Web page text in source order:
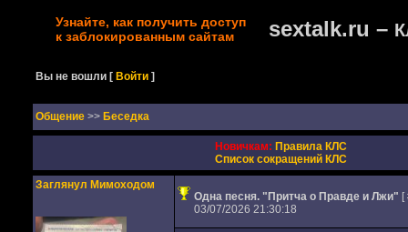
Узнайте, как получить доступ
к заблокированным сайтам
sextalk.ru –
Вы не вошли [Войти ]
Oбщение >> Беседка
Новичкам: Правила КЛС
Список сокращений КЛС
Заглянул Мимоходом
Одна песня. "Притча о Правде и Лжи" [
03/07/2026 21:30:18